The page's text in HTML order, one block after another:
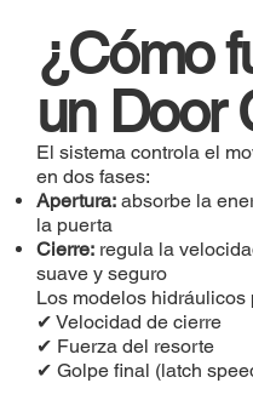
¿Cómo
un Door
El sistema controla el
en dos fases:
Apertura:absorbe la
la puerta
Cierre:regula la
suave y seguro
Los modelos hidráulicos
✔ Velocidad de cierre
✔ Fuerza del resorte
✔ Golpe final (latch